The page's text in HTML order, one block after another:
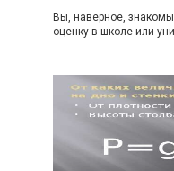
Вы, наверное,
оценку в школе или